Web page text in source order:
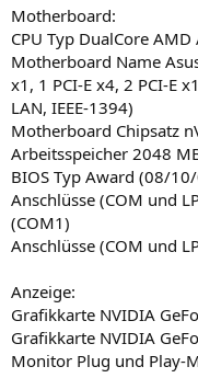
Motherboard:
CPU Typ DualCore
Motherboard Name
x1, 1 PCI-E x4, 2 PCI-E
LAN, IEEE-1394)
Motherboard Chipsatz
Arbeitsspeicher 2048
BIOS Typ Award (08/
Anschlüsse (COM und
(COM1)
Anschlüsse (COM und
Anzeige:
Grafikkarte NVIDIA
Grafikkarte NVIDIA
Monitor Plug und Play-